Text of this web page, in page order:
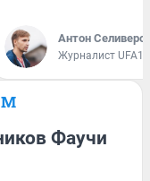
Антон
Журналист
Фаучи